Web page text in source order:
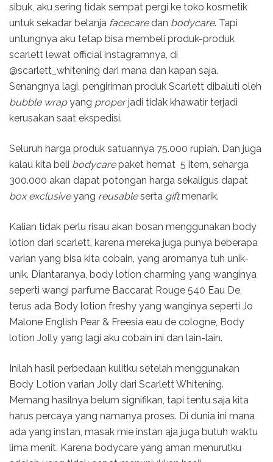
sibuk, aku sering tidak sempat pergi ke toko kosmetik
untuk sekadar belanja facecaredan bodycare. Tapi
untungnya aku tetap bisa membeli produk-produk
scarlett lewat official instagramnya, di
@scarlett_whitening dari mana dan kapan saja.
Senangnya lagi, pengiriman produk Scarlett dibaluti oleh
bubble wrapyang properjadi tidak khawatir terjadi
kerusakan saat ekspedisi.
Seluruh harga produk satuannya 75.000 rupiah. Dan juga
kalau kita beli bodycarepaket hemat 5 item, seharga
300.000 akan dapat potongan harga sekaligus dapat
box exclusiveyang reusableserta giftmenarik.
Kalian tidak perlu risau akan bosan menggunakan body
lotion dari scarlett, karena mereka juga punya beberapa
varian yang bisa kita cobain, yang aromanya tuh unik-
unik. Diantaranya, body lotion charming yang wanginya
seperti wangi parfume Baccarat Rouge 540 Eau De,
terus ada Body lotion freshy yang wanginya seperti Jo
Malone English Pear & Freesia eau de cologne, Body
lotion Jolly yang lagi aku cobain ini dan lain-lain.
Inilah hasil perbedaan kulitku setelah menggunakan
Body Lotion varian Jolly dari Scarlett Whitening.
Memang hasilnya belum signifikan, tapi tentu saja kita
harus percaya yang namanya proses. Di dunia ini mana
ada yang instan, masak mie instan aja juga butuh waktu
lima menit. Karena bodycare yang aman menurutku